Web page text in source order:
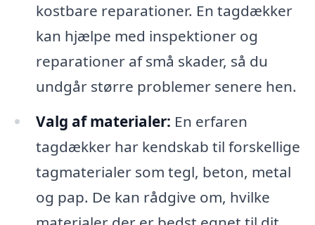
kostbare reparationer. En tagdækker
kan hjælpe med inspektioner og
reparationer af små skader, så du
undgår større problemer senere hen.
Valg af materialer: En erfaren
tagdækker har kendskab til forskellige
tagmaterialer som tegl, beton, metal
og pap. De kan rådgive om, hvilke